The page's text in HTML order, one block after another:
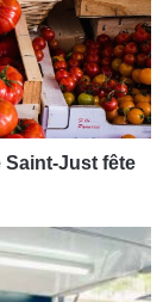
Just fête